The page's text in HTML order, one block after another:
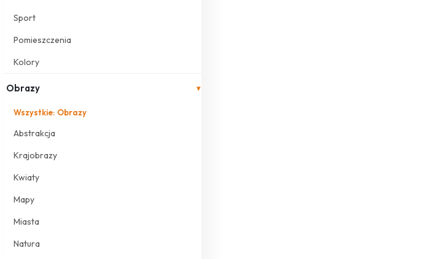
Sport
Pomieszczenia
Kolory
Obrazy ▾
Wszystkie: Obrazy
Abstrakcja
Krajobrazy
Kwiaty
Mapy
Miasta
Natura